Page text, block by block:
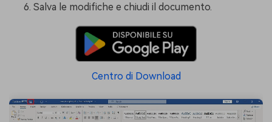
Salva le modifiche e chiudi il documento.
Centro di Download